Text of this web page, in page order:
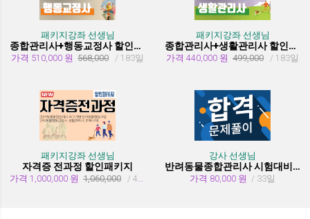
패키지강좌 선생님
종합관리사+행동교정사 할인패키지과정
가격 510,000 원 568,000 / 183일
패키지강좌 선생님
종합관리사+생활관리사 할인패키지과정
가격 440,000 원 499,000 / 183일
패키지강좌 선생님
자격증 전과정 할인패키지
가격 1,000,000 원 1,060,000 / 455일
강사 선생님
반려동물종합관리사 시험대비 유형문제 풀이
가격 80,000 원 / 33일